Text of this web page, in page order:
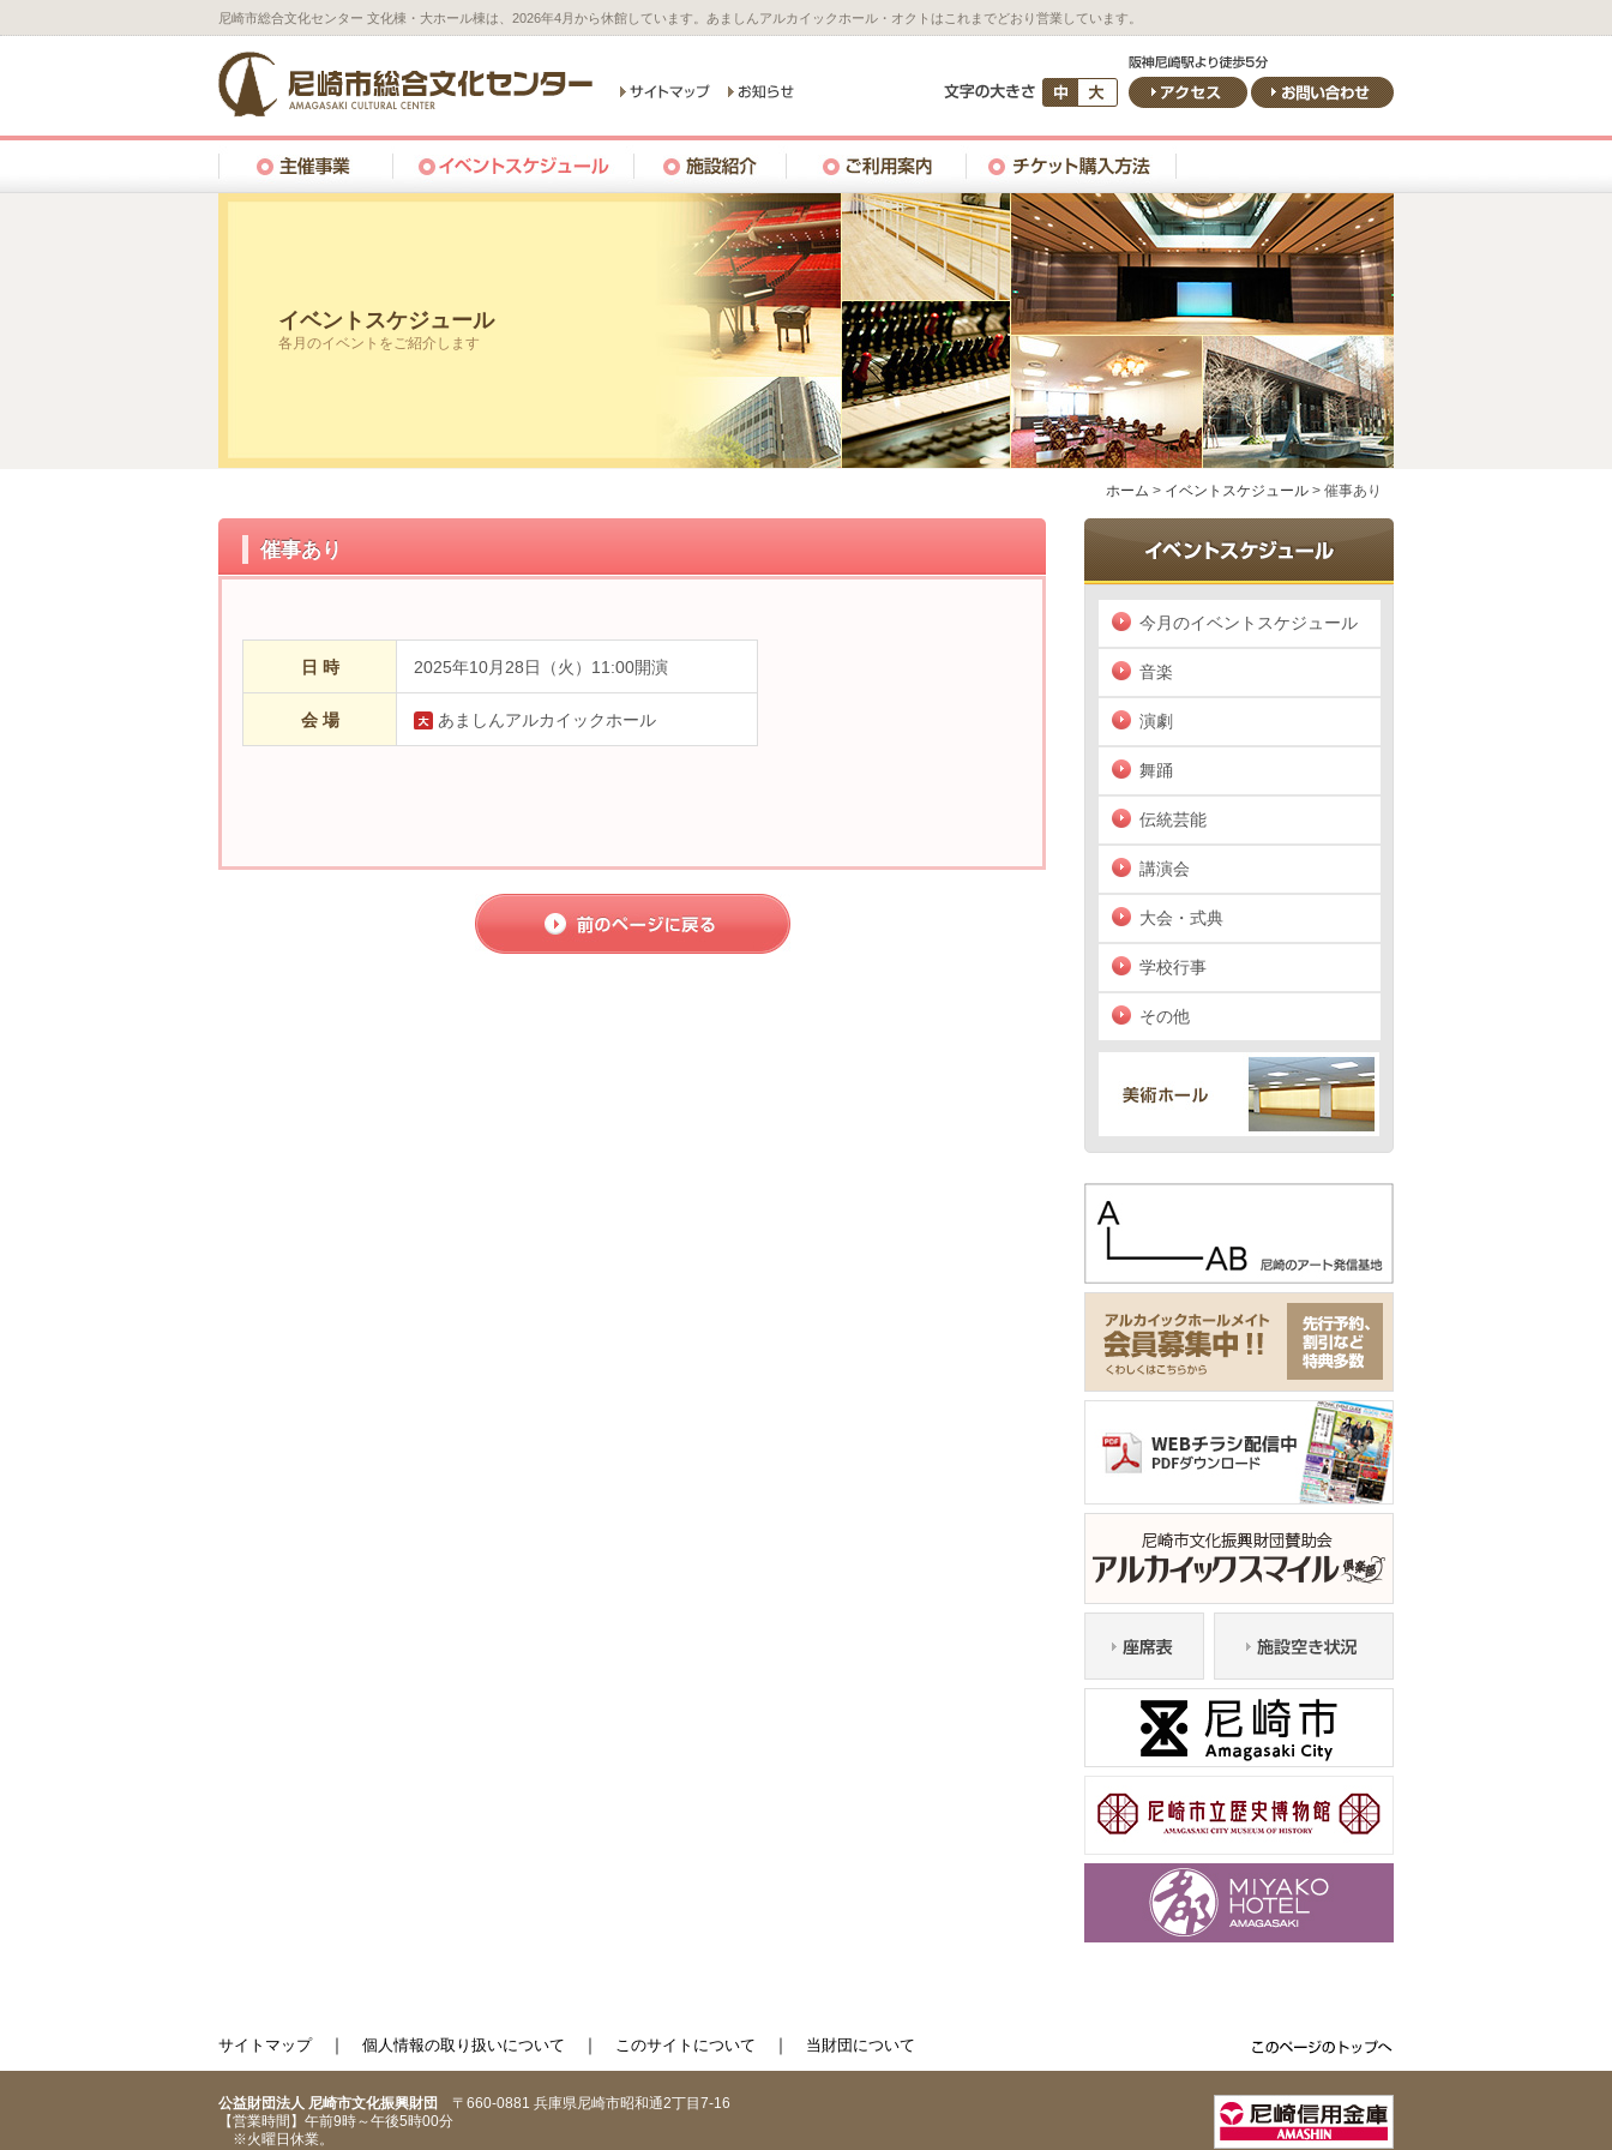
尼崎市総合文化センター 文化棟・大ホール棟は、2026年4月から休館しています。あましんアルカイックホール・オクトはこれまでどおり営業しています。
イベントスケジュール
各月のイベントをご紹介します
ホーム > イベントスケジュール > 催事あり
催事あり
日 時 2025年10月28日（火）11:00開演
会 場 あましんアルカイックホール
今月のイベントスケジュール
音楽
演劇
舞踊
伝統芸能
講演会
大会・式典
学校行事
その他
サイトマップ｜ 個人情報の取り扱いについて ｜ このサイトについて ｜ 当財団について
公益財団法人 尼崎市文化振興財団 〒660-0881 兵庫県尼崎市昭和通2丁目7-16
【営業時間】午前9時～午後5時00分
※火曜日休業。